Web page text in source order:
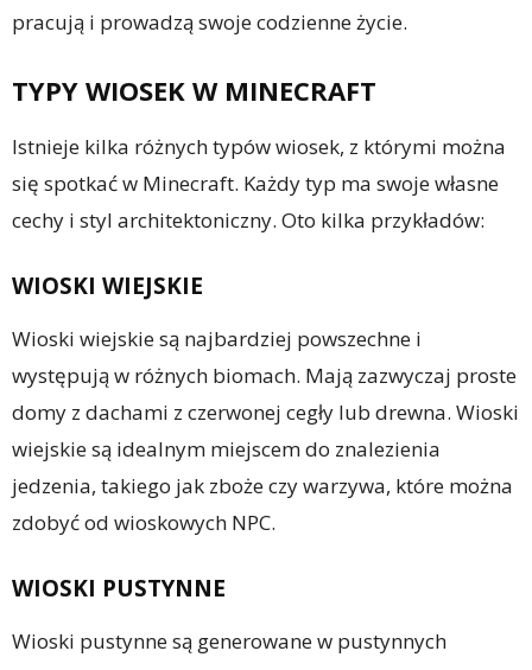
pracują i prowadzą swoje codzienne życie.
TYPY WIOSEK W MINECRAFT
Istnieje kilka różnych typów wiosek, z którymi można
się spotkać w Minecraft. Każdy typ ma swoje własne
cechy i styl architektoniczny. Oto kilka przykładów:
WIOSKI WIEJSKIE
Wioski wiejskie są najbardziej powszechne i
występują w różnych biomach. Mają zazwyczaj proste
domy z dachami z czerwonej cegły lub drewna. Wioski
wiejskie są idealnym miejscem do znalezienia
jedzenia, takiego jak zboże czy warzywa, które można
zdobyć od wioskowych NPC.
WIOSKI PUSTYNNE
Wioski pustynne są generowane w pustynnych